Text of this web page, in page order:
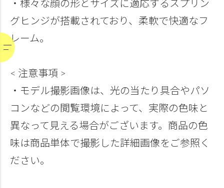
・様々な顔の形とサイズに適応するスプリン
グヒンジが搭載されており、柔軟で快適なフ
レーム。
< 注意事項 >
・モデル撮影画像は、光の当たり具合やパソ
コンなどの閲覧環境によって、実際の色味と
異なって見える場合がございます。商品の色
味は商品単体で撮影した詳細画像をご参照く
ださい。